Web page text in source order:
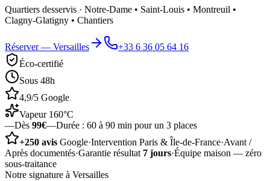
Quartiers desservis · Notre-Dame • Saint-Louis • Montreuil •
Clagny-Glatigny • Chantiers
Réserver — Versailles
+33 6 36 05 64 16
Éco-certifié
Sous 48h
4,9/5 Google
Vapeur 160°C
—Dès 99€—Durée : 60 à 90 min pour un 3 places
+250 avis Google·Intervention Paris & Île-de-France·Avant /
Après documentés·Garantie résultat 7 jours·Équipe maison — zéro
sous-traitance
Notre signature à Versailles